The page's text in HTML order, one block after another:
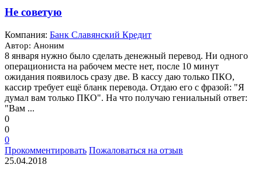
Не советую
Компания: Банк Славянский Кредит
Автор: Аноним
8 января нужно было сделать денежный перевод. Ни одного
операциониста на рабочем месте нет, после 10 минут
ожидания появилось сразу две. В кассу даю только ПКО,
кассир требует ещё бланк перевода. Отдаю его с фразой: "Я
думал вам только ПКО". На что получаю гениальный ответ:
"Вам ...
0
0
0
Прокомментировать Пожаловаться на отзыв
25.04.2018